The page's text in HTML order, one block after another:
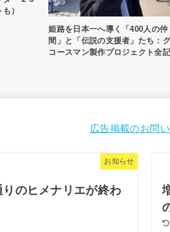
）
姫路を日本一へ導く「400人の仲
間」と「伝説の支援者」たち：
コースマン製作プロジェクト全記
広告掲載のお問
お知らせ
のヒメナリエが終わ